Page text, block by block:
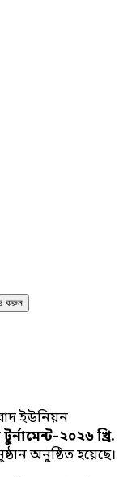
করুন
ইউনিয়ন
খ্রি.
অনুষ্ঠিত হয়েছে।